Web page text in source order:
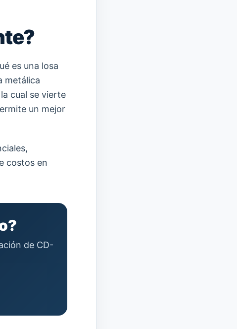
es una losa
metálica
cual se vierte
un mejor
costos en
de CD-